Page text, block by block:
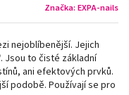
Značka: EXPA-nails
nejoblíbenější. Jejich
. Jsou to čisté základní
ani efektových prvků.
podobě. Používají se pro